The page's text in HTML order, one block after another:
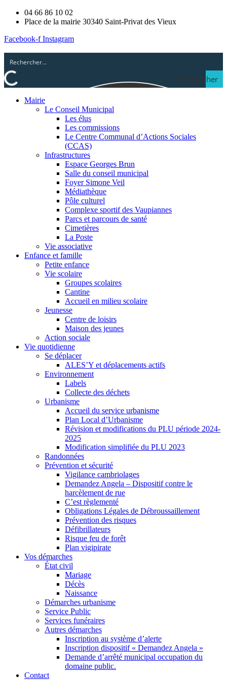
04 66 86 10 02
Place de la mairie 30340 Saint-Privat des Vieux
Facebook-f Instagram
Rechercher
Mairie
Le Conseil Municipal
Les élus
Les commissions
Le Centre Communal d’Actions Sociales
(CCAS)
Infrastructures
Espace Georges Brun
Salle du conseil municipal
Foyer Simone Veil
Médiathèque
Pôle culturel
Complexe sportif des Vaupiannes
Parcs et parcours de santé
Cimetières
La Poste
Vie associative
Enfance et famille
Petite enfance
Vie scolaire
Groupes scolaires
Cantine
Accueil en milieu scolaire
Jeunesse
Centre de loisirs
Maison des jeunes
Action sociale
Vie quotidienne
Se déplacer
ALES’Y et déplacements actifs
Environnement
Labels
Collecte des déchets
Urbanisme
Accueil du service urbanisme
Plan Local d’Urbanisme
Révision et modifications du PLU période 2024-
2025
Modification simplifiée du PLU 2023
Randonnées
Prévention et sécurité
Vigilance cambriolages
Demandez Angela – Dispositif contre le
harcèlement de rue
C’est règlementé
Obligations Légales de Débroussaillement
Prévention des risques
Défibrillateurs
Risque feu de forêt
Plan vigipirate
Vos démarches
État civil
Mariage
Décès
Naissance
Démarches urbanisme
Service Public
Services funéraires
Autres démarches
Inscription au système d’alerte
Inscription dispositif « Demandez Angela »
Demande d’arrêté municipal occupation du
domaine public.
Contact